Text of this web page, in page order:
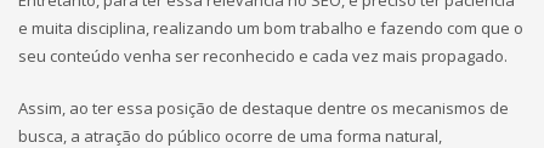
e muita disciplina, realizando um bom trabalho e fazendo com que o
seu conteúdo venha ser reconhecido e cada vez mais propagado.
Assim, ao ter essa posição de destaque dentre os mecanismos de
busca, a atração do público ocorre de uma forma natural,